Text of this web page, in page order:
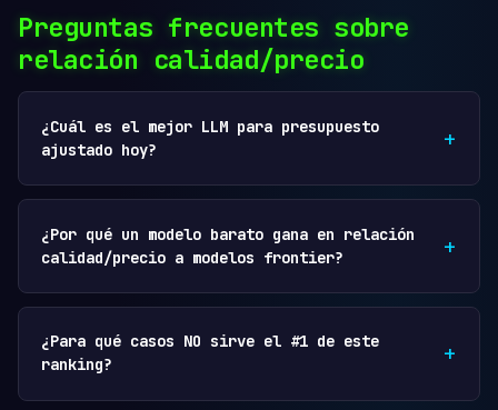
Preguntas frecuentes sobre
relación calidad/precio
¿Cuál es el mejor LLM para presupuesto
ajustado hoy?
¿Por qué un modelo barato gana en relación
calidad/precio a modelos frontier?
¿Para qué casos NO sirve el #1 de este
ranking?